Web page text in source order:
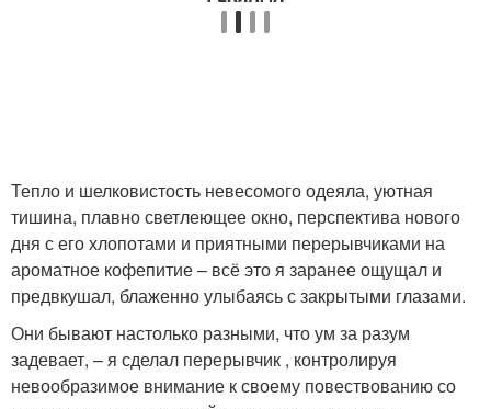
Тепло и шелковистость невесомого одеяла, уютная
тишина, плавно светлеющее окно, перспектива нового
дня с его хлопотами и приятными перерывчиками на
ароматное кофепитие – всё это я заранее ощущал и
предвкушал, блаженно улыбаясь с закрытыми глазами.
Они бывают настолько разными, что ум за разум
задевает, – я сделал перерывчик , контролируя
невообразимое внимание к своему повествованию со